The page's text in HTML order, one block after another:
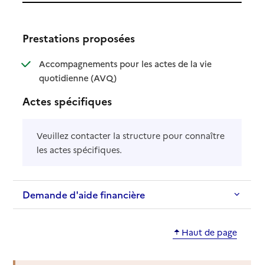
Prestations proposées
Accompagnements pour les actes de la vie
quotidienne (AVQ): disponible
: non disponible
Actes spécifiques
Veuillez contacter la structure pour connaître
les actes spécifiques.
Demande d'aide financière
Haut de page